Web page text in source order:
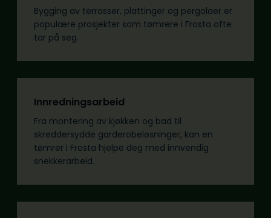
Bygging av terrasser, plattinger og pergolaer er
populære prosjekter som tømrere i Frosta ofte
tar på seg.
Innredningsarbeid
Fra montering av kjøkken og bad til
skreddersydde garderobeløsninger, kan en
tømrer i Frosta hjelpe deg med innvendig
snekkerarbeid.